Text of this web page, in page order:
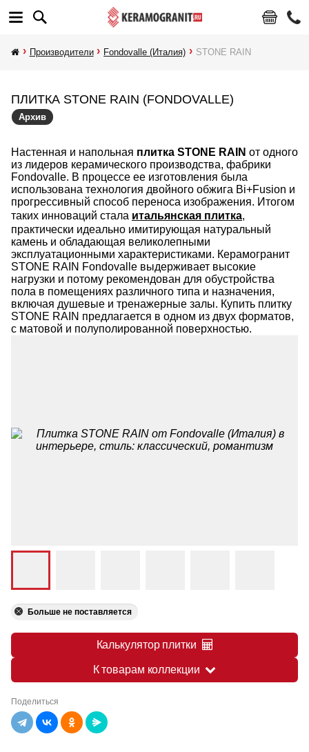
Производители Fondovalle (Италия) STONE RAIN
ПЛИТКА STONE RAIN (FONDOVALLE)
Архив
Настенная и напольная плитка STONE RAIN от одного
из лидеров керамического производства, фабрики
Fondovalle. В процессе ее изготовления была
использована технология двойного обжига Bi+Fusion и
прогрессивный способ переноса изображения. Итогом
таких инноваций стала итальянская плитка,
практически идеально имитирующая натуральный
камень и обладающая великолепными
эксплуатационными характеристиками. Керамогранит
STONE RAIN Fondovalle выдерживает высокие
нагрузки и потому рекомендован для обустройства
пола в помещениях различного типа и назначения,
включая душевые и тренажерные залы. Купить плитку
STONE RAIN предлагается в одном из двух форматов,
с матовой и полуполированной поверхностью.
Больше не поставляется
Калькулятор плитки
К товарам коллекции
Поделиться